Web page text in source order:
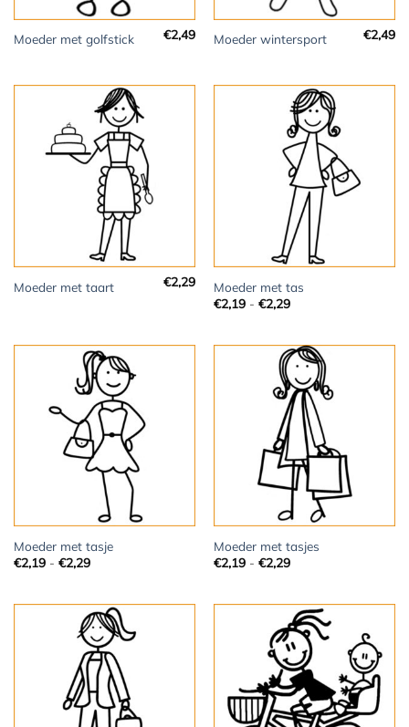
Moeder met golfstick €2,49 Moeder wintersport €2,49
Moeder met taart €2,29
Moeder met tas
€2,19 - €2,29Prijsklasse:
Moeder met tasje
€2,19 - €2,29Prijsklasse:
Moeder met tasjes
€2,19 - €2,29Prijsklasse: